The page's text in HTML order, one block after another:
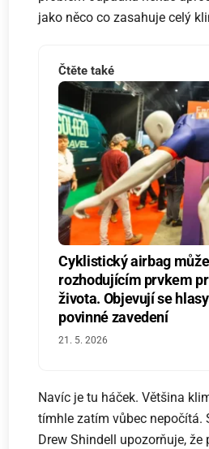
jako něco co zasahuje celý
Čtěte také
Cyklistický airbag
rozhodujícím prvkem
života. Objevují se
povinné zavedení
21. 5. 2026
Navíc je tu háček. Většina
tímhle zatím vůbec nepočítá.
Drew Shindell upozorňuje,